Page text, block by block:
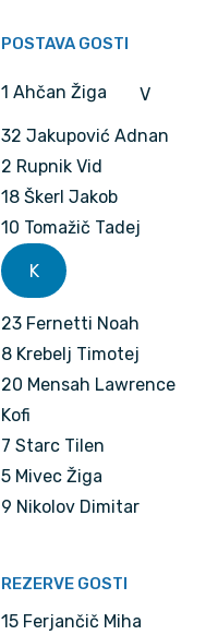
POSTAVA GOSTI
1 Ahčan Žiga V
32 Jakupović Adnan
2 Rupnik Vid
18 Škerl Jakob
10 Tomažič Tadej
K
23 Fernetti Noah
8 Krebelj Timotej
20 Mensah Lawrence
Kofi
7 Starc Tilen
5 Mivec Žiga
9 Nikolov Dimitar
REZERVE GOSTI
15 Ferjančič Miha